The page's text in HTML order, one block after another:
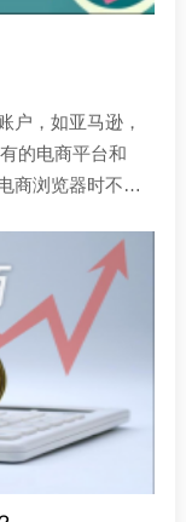
户，如亚马逊，
的电商平台和
商浏览器时不会